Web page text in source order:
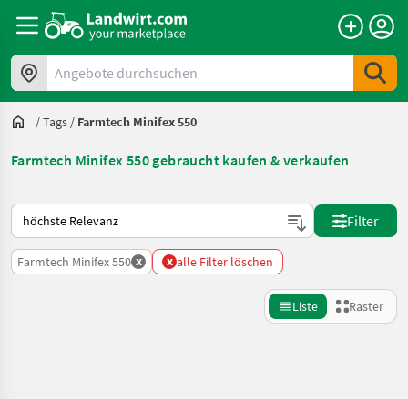
Angebote durchsuchen
/Tags / Farmtech Minifex 550
Farmtech Minifex 550 gebraucht kaufen & verkaufen
So wird auf Landwirt.com sortiert
Filter
Farmtech Minifex 550 x x alle Filter löschen
Liste Raster